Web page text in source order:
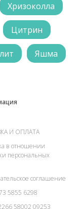
Хризоколла
Цитрин
Яшма
И ОПЛАТА
в отношении
персональных
соглашение
5855 6298
58002 09253